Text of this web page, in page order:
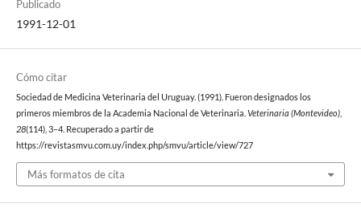
Publicado
1991-12-01
Cómo citar
Sociedad de Medicina Veterinaria del Uruguay. (1991). Fueron designados los
primeros miembros de la Academia Nacional de Veterinaria. Veterinaria (Montevideo),
28(114), 3–4. Recuperado a partir de
https://revistasmvu.com.uy/index.php/smvu/article/view/727
Más formatos de cita